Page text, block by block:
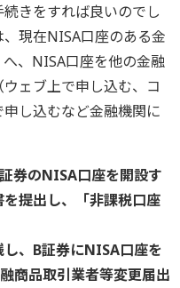
きをすれば良いのでし
現在NISA口座のある金
、NISA口座を他の金融
ェブ上で申し込む、コ
し込むなど金融機関に
券のNISA口座を開設す
提出し、「非課税口座
、B証券にNISA口座を
商品取引業者等変更届出